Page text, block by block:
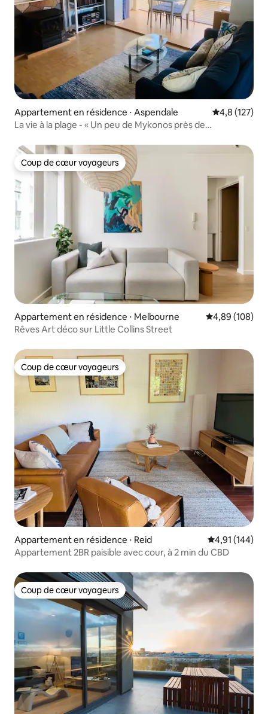
Appartement en résidence ⋅ Aspendale Évaluation
4,8 (127)
La vie à la plage - « Un peu de Mykonos près de
Coup de cœur voyageurs
Coup de cœur voyageurs
Appartement en résidence ⋅ Melbourne Évaluation
4,89 (108)
Rêves Art déco sur Little Collins Street
Coup de cœur voyageurs
Coup de cœur voyageurs
Appartement en résidence ⋅ Reid Évaluation
4,91 (144)
Appartement 2BR paisible avec cour, à 2 min du CBD
Coup de cœur voyageurs
Coup de cœur voyageurs